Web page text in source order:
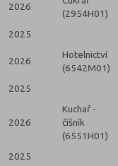
2026
(2954H01)
2025
2026
Hotelnictví
(6542M01)
2025
2026
Kuchař -
číšník
(6551H01)
2025